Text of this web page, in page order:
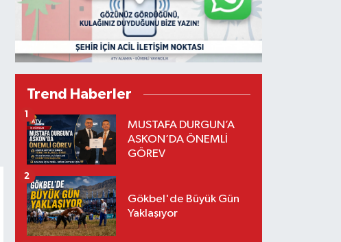
Trend Haberler
MUSTAFA DURGUN’A
ASKON’DA ÖNEMLİ
GÖREV
1
Gökbel'de Büyük Gün
Yaklaşıyor
2